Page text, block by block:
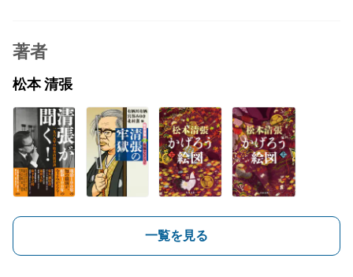
著者
松本 清張
一覧を見る